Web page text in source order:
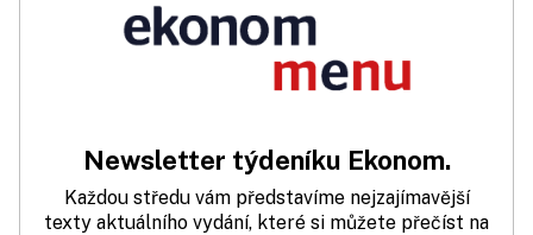
Newsletter týdeníku Ekonom.
Každou středu vám představíme nejzajímavější
texty aktuálního vydání, které si můžete přečíst na